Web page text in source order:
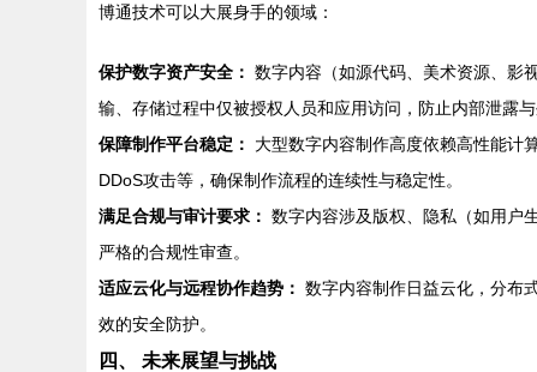
博通技术可以大展身手的领域：
保护数字资产安全： 数字内容（如源代码、美术资源、影
输、存储过程中仅被授权人员和应用访问，防止内部泄露与
保障制作平台稳定：
大型数字内容制作高度依赖高性能计
DDoS攻击等，确保制作流程的连续性与稳定性。
满足合规与审计要求： 数字内容涉及版权、隐私（如用户
严格的合规性审查。
适应云化与远程协作趋势： 数字内容制作日益云化，分布
效的安全防护。
四、 未来展望与挑战